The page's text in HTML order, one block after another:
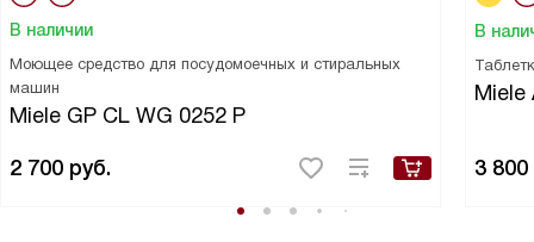
В наличии
Моющее средство для посудомоечных и стиральных
машин
Miele GP CL WG 0252 P
2 700 руб.
В
Miele
3 800